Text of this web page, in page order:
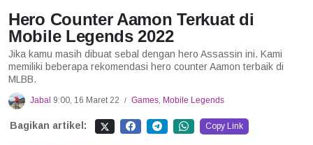
Hero Counter Aamon Terkuat di
Mobile Legends 2022
Jika kamu masih dibuat sebal dengan hero Assassin ini. Kami
memiliki beberapa rekomendasi hero counter Aamon terbaik di
MLBB.
Jabal 9:00, 16 Maret 22 / Games, Mobile Legends
Bagikan artikel: Copy Link